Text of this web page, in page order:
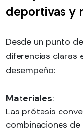
deportivas y
Desde un punto
diferencias claras
desempeño:
Materiales:
Las prótesis
combinaciones